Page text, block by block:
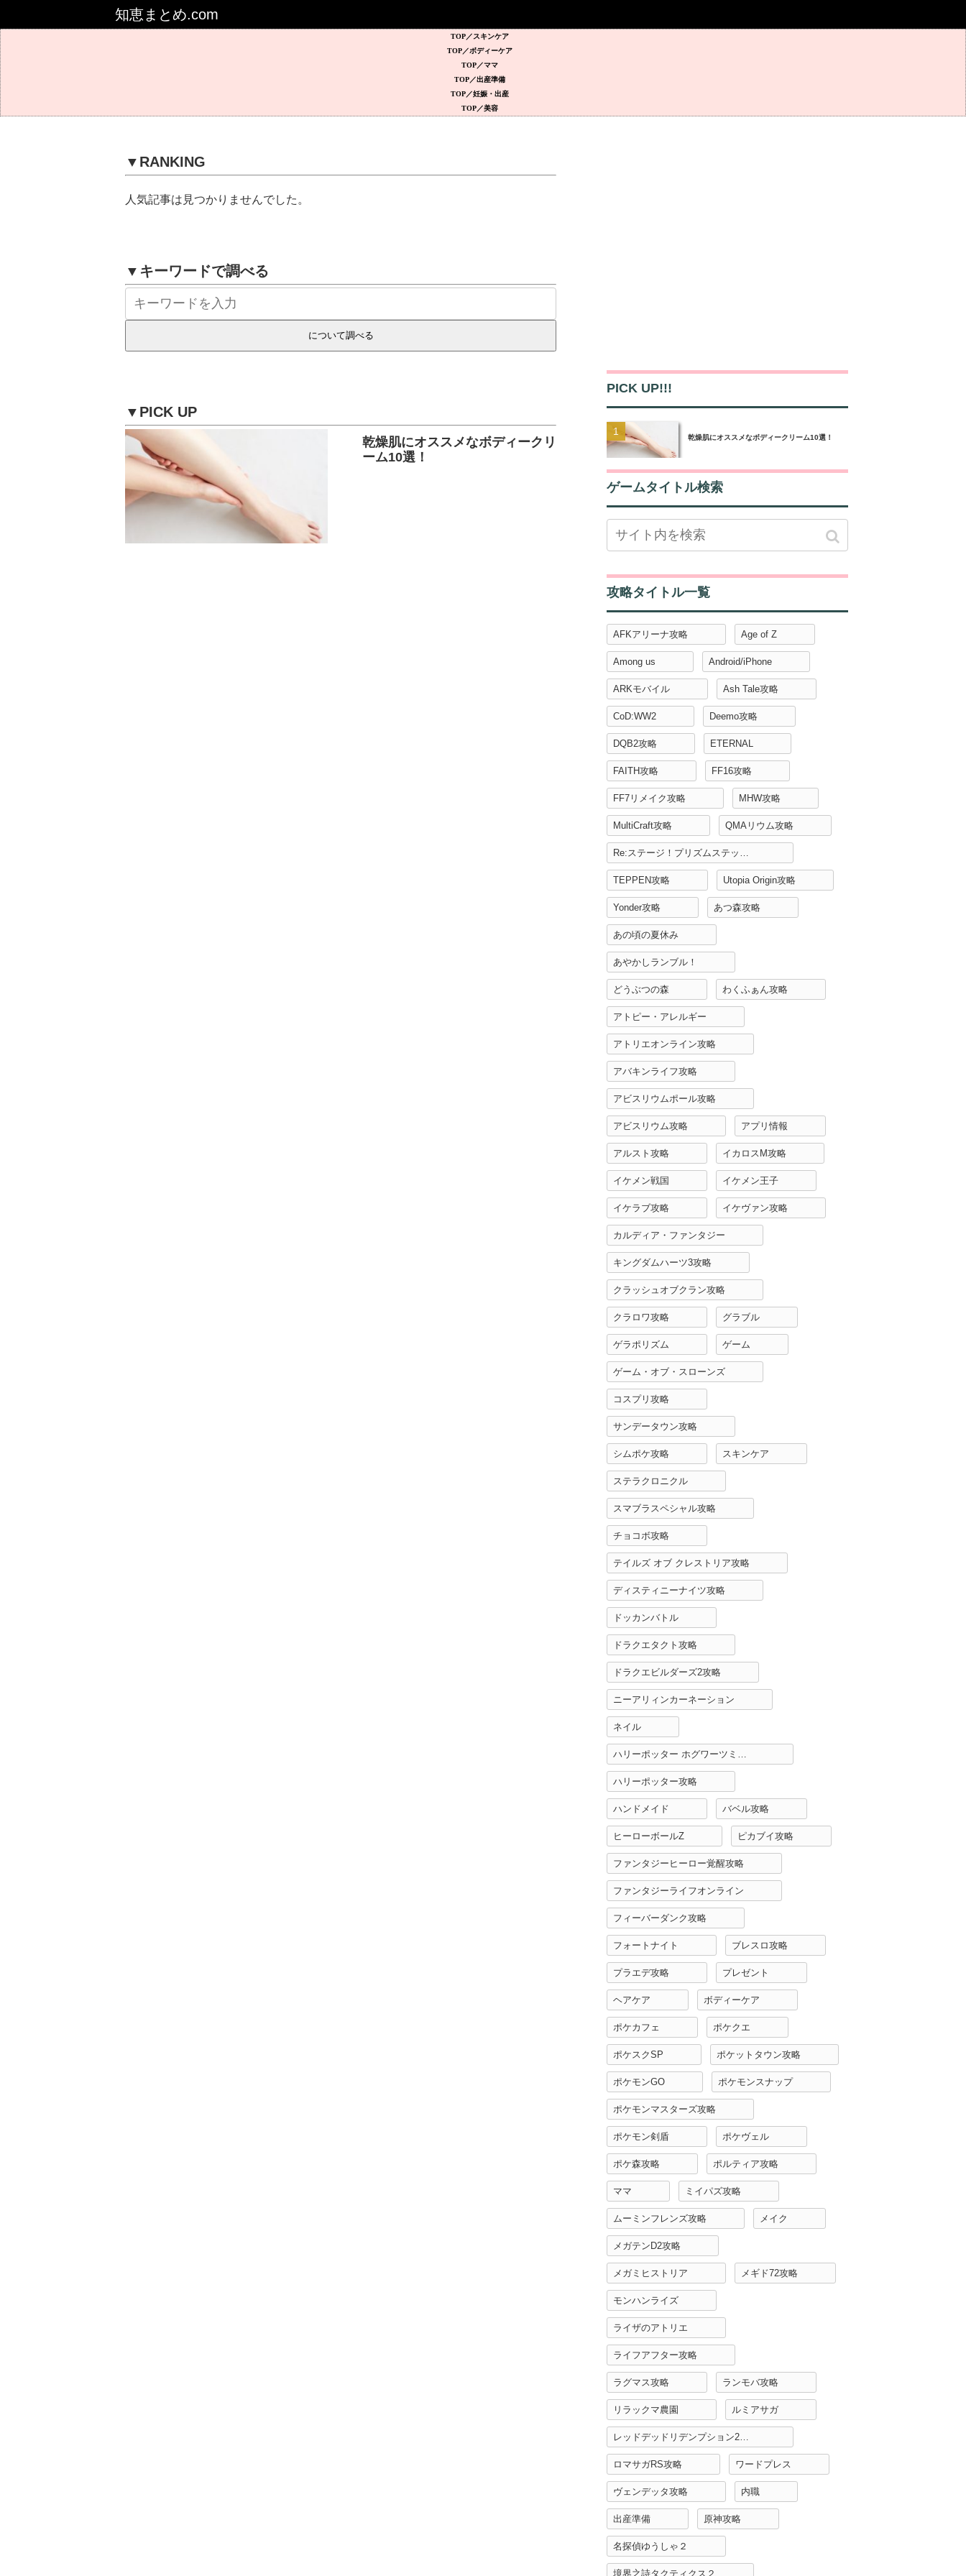
知恵まとめ.com
スキンケア
ボディーケア
ママ
出産準備
妊娠・出産
美容
▼RANKING
人気記事は見つかりませんでした。
▼キーワードで調べる
▼PICK UP
乾燥肌にオススメなボディークリ
ーム10選！
PICK UP!!!
乾燥肌にオススメなボディークリーム10選！
ゲームタイトル検索
攻略タイトル一覧
AFKアリーナ攻略 Age of Z
Among us Android/iPhone
ARKモバイル Ash Tale攻略
CoD:WW2 Deemo攻略
DQB2攻略 ETERNAL
FAITH攻略 FF16攻略
FF7リメイク攻略 MHW攻略
MultiCraft攻略 QMAリウム攻略
TEPPEN攻略 Utopia Origin攻略
Yonder攻略 あつ森攻略
あの頃の夏休み
あやかしランブル！
どうぶつの森 わくふぁん攻略
アトピー・アレルギー
アトリエオンライン攻略
アバキンライフ攻略
アビスリウムポール攻略
アビスリウム攻略 アプリ情報
アルスト攻略 イカロスM攻略
イケメン戦国 イケメン王子
イケラブ攻略 イケヴァン攻略
カルディア・ファンタジー
キングダムハーツ3攻略
クラッシュオブクラン攻略
クラロワ攻略 グラブル
ゲラポリズム ゲーム
ゲーム・オブ・スローンズ
コスプリ攻略
サンデータウン攻略
シムポケ攻略 スキンケア
ステラクロニクル
スマブラスペシャル攻略
チョコボ攻略
テイルズ オブ クレストリア攻略
ディスティニーナイツ攻略
ドッカンバトル
ドラクエタクト攻略
ドラクエビルダーズ2攻略
ニーアリィンカーネーション
ネイル
ハリーポッター攻略
ハンドメイド バベル攻略
ヒーローボールZ ピカブイ攻略
ファンタジーヒーロー覚醒攻略
ファンタジーライフオンライン
フィーバーダンク攻略
フォートナイト ブレスロ攻略
プラエデ攻略 プレゼント
ヘアケア ボディーケア
ポケカフェ ポケクエ
ポケスクSP ポケットタウン攻略
ポケモンGO ポケモンスナップ
ポケモンマスターズ攻略
ポケモン剣盾 ポケヴェル
ポケ森攻略 ポルティア攻略
ママ ミイパズ攻略
ムーミンフレンズ攻略 メイク
メガテンD2攻略
メガミヒストリア メギド72攻略
モンハンライズ
ライザのアトリエ
ライフアフター攻略
ラグマス攻略 ランモバ攻略
リラックマ農園 ルミアサガ
レッドデッドリデンプション2攻略
ロマサガRS攻略 ワードプレス
ヴェンデッタ攻略 内職
出産準備 原神攻略
名探偵ゆうしゃ２
境界之詩タクティクス２